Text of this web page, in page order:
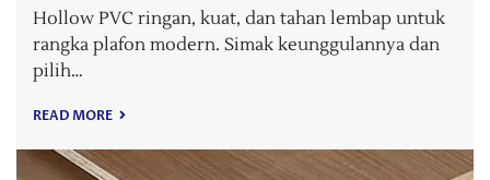
Hollow PVC ringan, kuat, dan tahan lembap untuk
rangka plafon modern. Simak keunggulannya dan
pilih…
READ MORE